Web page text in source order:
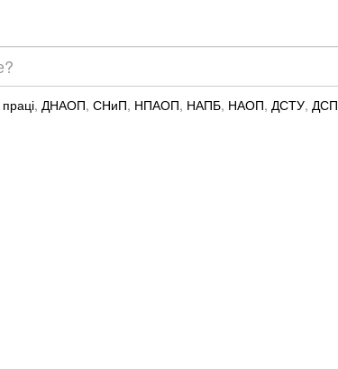
, ДНАОП, СНиП, НПАОП, НАПБ, НАОП, ДСТУ, ДСП